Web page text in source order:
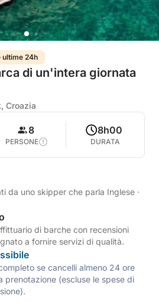
ultime 24h
di un'intera giornata
Croazia
8
PERSONE
8h00
DURATA
da uno skipper che parla Inglese ·
di barche con recensioni
a fornire servizi di qualità.
se cancelli almeno 24 ore
prenotazione (escluse le spese di